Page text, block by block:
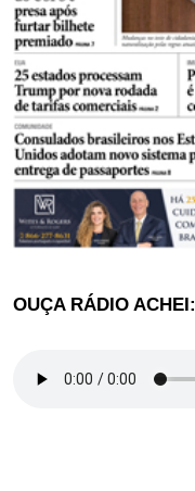
OUÇA RÁDIO ACHEI: